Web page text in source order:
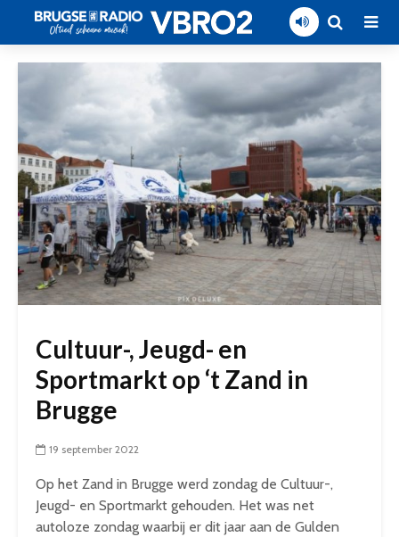
Cultuur-, Jeugd- en
Sportmarkt op ‘t Zand in
Brugge
19 september 2022
Op het Zand in Brugge werd zondag de Cultuur-,
Jeugd- en Sportmarkt gehouden. Het was net
autoloze zondag waarbij er dit jaar aan de Gulden